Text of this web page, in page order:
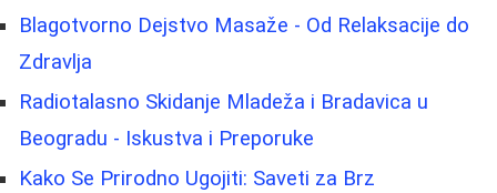
Blagotvorno Dejstvo Masaže - Od Relaksacije do
Zdravlja
Radiotalasno Skidanje Mladeža i Bradavica u
Beogradu - Iskustva i Preporuke
Kako Se Prirodno Ugojiti: Saveti za Brz